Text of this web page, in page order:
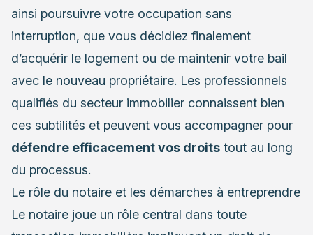
ainsi poursuivre votre occupation sans
interruption, que vous décidiez finalement
d’acquérir le logement ou de maintenir votre bail
avec le nouveau propriétaire. Les professionnels
qualifiés du secteur immobilier connaissent bien
ces subtilités et peuvent vous accompagner pour
défendre efficacement vos droits tout au long
du processus.
Le rôle du notaire et les démarches à entreprendre
Le notaire joue un rôle central dans toute